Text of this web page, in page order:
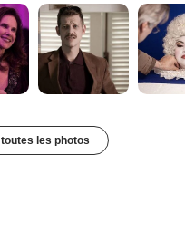
les photos